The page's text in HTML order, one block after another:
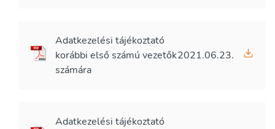
Adatkezelési tájékoztató
korábbi első számú vezetők
számára
2021.06.23.
Adatkezelési tájékoztató